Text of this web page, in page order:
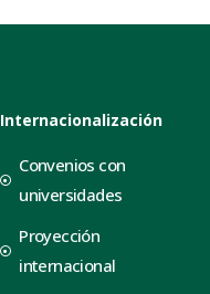
Internacionalización
Convenios con
universidades
Proyección
internacional